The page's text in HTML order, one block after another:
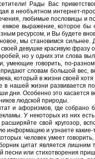
Рады Вас
в необъятном интернет-
любимые пословицы и
емкое выражение, которое
ресурсом, и Вы будете
мы становимся
своей девушке красивую
но у одних эти слова
умеющие говорить, по-
словам большой вес,
который в жизни своей
в нашей жизни развивается
дни. Особенно это
людской природы.
и афоризмов, где
У некоторых из них
свой кругозор,
информацию и узнаете
человек умеет
цитат является
песни или стихотворения